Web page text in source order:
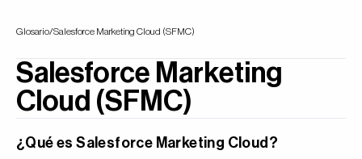
Glosario/Salesforce Marketing Cloud (SFMC)
Salesforce Marketing
Cloud (SFMC)
¿Qué es Salesforce Marketing Cloud?